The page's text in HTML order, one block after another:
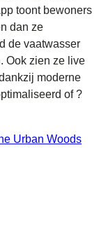
toont bewoners
dan ze
de vaatwasser
Ook zien ze live
moderne
of ?
Urban Woods